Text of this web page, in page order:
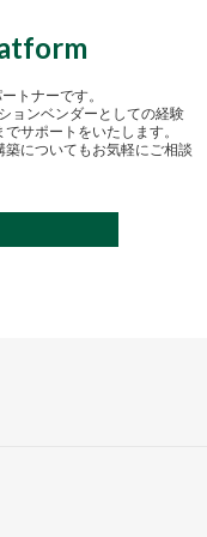
トナーです。
ョンベンダーとしての経験
サポートをいたします。
築についてもお気軽にご相談